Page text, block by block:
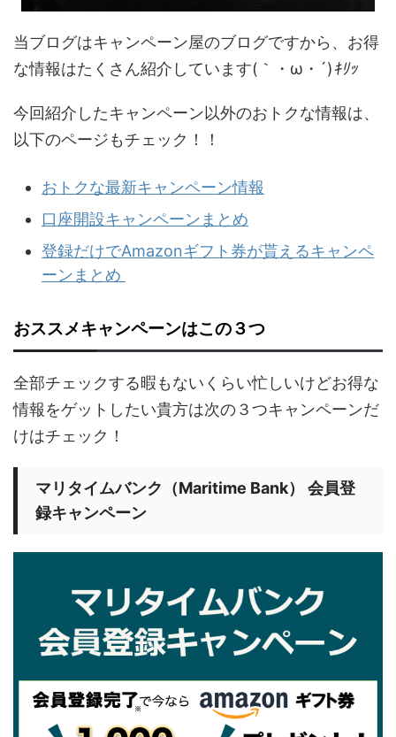
当ブログはキャンペーン屋のブログですから、お得
な情報はたくさん紹介しています(｀・ω・´)ｷﾘｯ
今回紹介したキャンペーン以外のおトクな情報は、
以下のページもチェック！！
おトクな最新キャンペーン情報
口座開設キャンペーンまとめ
登録だけでAmazonギフト券が貰えるキャンペ
ーンまとめ
おススメキャンペーンはこの３つ
全部チェックする暇もないくらい忙しいけどお得な
情報をゲットしたい貴方は次の３つキャンペーンだ
けはチェック！
マリタイムバンク（Maritime Bank） 会員登
録キャンペーン